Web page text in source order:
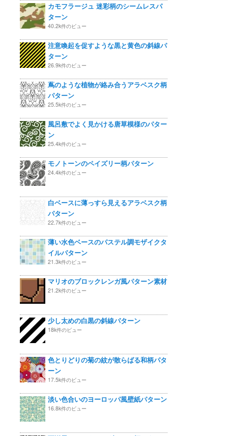
カモフラージュ 迷彩柄のシームレスパ
ターン
40.2k件のビュー
注意喚起を促すような黒と黄色の斜線パ
ターン
26.9k件のビュー
蔦のような植物が絡み合うアラベスク柄
パターン
25.5k件のビュー
風呂敷でよく見かける唐草模様のパター
ン
25.4k件のビュー
モノトーンのペイズリー柄パターン
24.4k件のビュー
白ベースに薄っすら見えるアラベスク柄
パターン
22.7k件のビュー
薄い水色ベースのパステル調モザイクタ
イルパターン
21.3k件のビュー
マリオのブロックレンガ風パターン素材
21.2k件のビュー
少し太めの白黒の斜線パターン
18k件のビュー
色とりどりの菊の紋が散らばる和柄パタ
ーン
17.5k件のビュー
淡い色合いのヨーロッパ風壁紙パターン
16.8k件のビュー